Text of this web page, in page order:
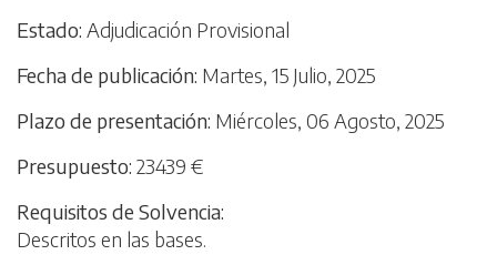
Estado Adjudicación Provisional
Fecha de publicación Martes, 15 Julio, 2025
Plazo de presentación Miércoles, 06 Agosto, 2025
Presupuesto 23439 €
Requisitos de Solvencia
Descritos en las bases.